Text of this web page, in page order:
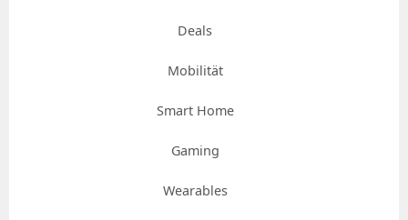
Deals
Mobilität
Smart Home
Gaming
Wearables